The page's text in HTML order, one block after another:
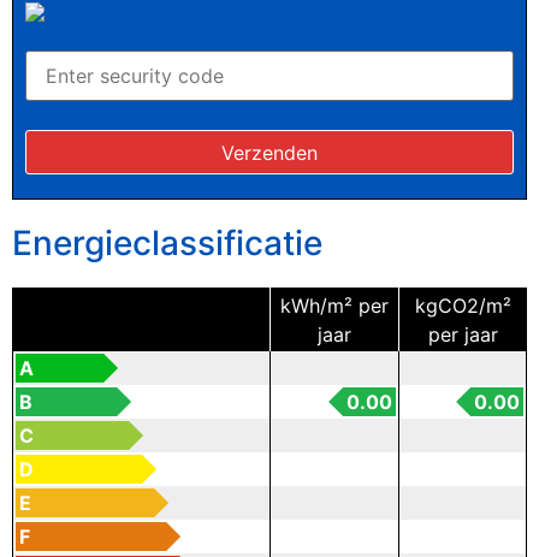
Energieclassificatie
kWh/m² per
jaar
kgCO2/m²
per jaar
A
B
0.00
0.00
C
D
E
F